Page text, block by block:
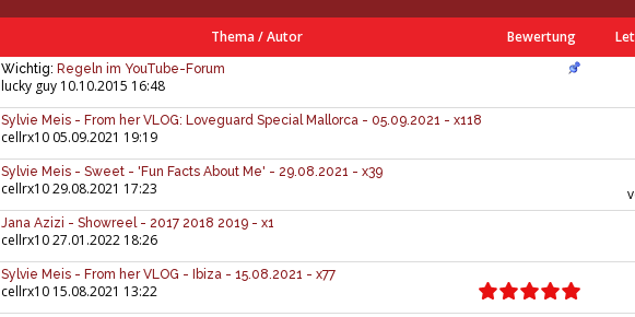
Bewertung
Thema/Autor
Wichtig: Regeln im YouTube-Forum
lucky guy 10.10.2015 16:48
Sylvie Meis - From her VLOG: Loveguard Special Mallorca - 05.09.2021 - x118
cellrx10 05.09.2021 19:19
Sylvie Meis - Sweet - 'Fun Facts About Me' - 29.08.2021 - x39
cellrx1029.08.2021 17:23
Jana Azizi - Showreel - 2017 2018 2019 - x1
cellrx1027.01.2022 18:26
Sylvie Meis - From her VLOG - Ibiza - 15.08.2021 - x77
cellrx10 15.08.2021 13:22